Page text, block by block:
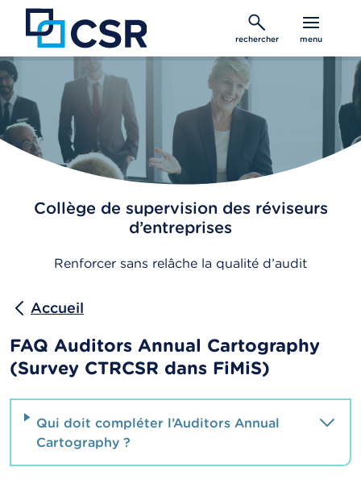
Aller
contenu
principal
rechercher menu
Collège de supervision des réviseurs
d’entreprises
Renforcer sans relâche la qualité d’audit
Accueil
FAQ Auditors Annual Cartography
(Survey CTRCSR dans FiMiS)
Qui doit compléter l’Auditors Annual
Cartography ?